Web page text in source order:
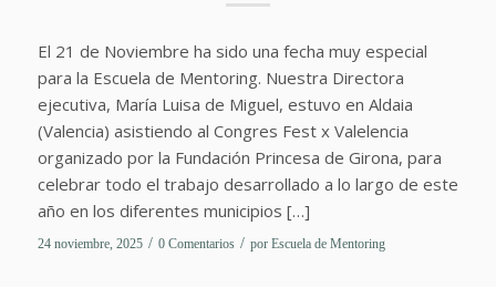
El 21 de Noviembre ha sido una fecha muy especial
para la Escuela de Mentoring. Nuestra Directora
ejecutiva, María Luisa de Miguel, estuvo en Aldaia
(Valencia) asistiendo al Congres Fest x Valelencia
organizado por la Fundación Princesa de Girona, para
celebrar todo el trabajo desarrollado a lo largo de este
año en los diferentes municipios […]
24 noviembre, 2025 / 0 Comentarios / por Escuela de Mentoring